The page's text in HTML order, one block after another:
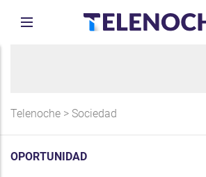
Telenoche > Sociedad
OPORTUNIDAD